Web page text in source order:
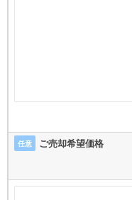
任意 ご売却希望価格